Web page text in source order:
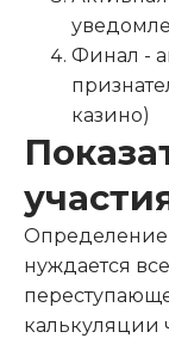
Финал -
казино)
нуждается
калькуляции